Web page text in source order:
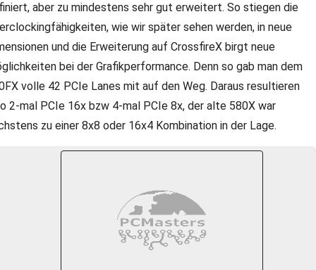
aber zu mindestens sehr gut erweitert. So stiegen die
wie wir später sehen werden, in neue
und die Erweiterung auf CrossfireX birgt neue
bei der Grafikperformance. Denn so gab man dem
volle 42 PCIe Lanes mit auf den Weg. Daraus resultieren
2-mal PCIe 16x bzw 4-mal PCIe 8x, der alte 580X war
zu einer 8x8 oder 16x4 Kombination in der Lage.